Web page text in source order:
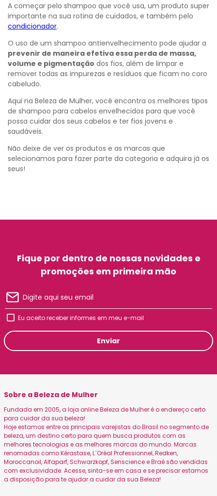
A começar pelo shampoo que você usa, um produto super
importante na sua rotina de cuidados, e também pelo
condicionador.
O uso de um shampoo antienvelhecimento pode ajudar a
prevenir de maneira efetiva essa perda de massa,
volume e pigmentação dos fios, além de limpar e
remover todas as impurezas e resíduos que ficam no coro
cabeludo.
Aqui na Beleza de Mulher, você encontra os melhores tipos
de shampoo para cabelos envelhecidos para que você
possa cuidar dos seus cabelos e ter fios jovens e
saudáveis.
Não deixe de ver os produtos e as marcas que
selecionamos para fazer parte da categoria e adquira já os
seus!
Fique por dentro de nossas novidades e
promoções em primeira mão
Eu aceito receber informes em meu e-mail
Enviar
Sobre a Beleza de Mulher
Fundada em 2005, a loja online Beleza de Mulher é o endereço certo
para cuidar da sua beleza!
Hoje estamos entre os principais varejistas do Brasil no segmento de
beleza, um destino certo para quem busca produtos com as
melhores tecnologias e as melhores marcas do mundo. Marcas
renomadas como Kérastase, L´Oréal Professionnel, Redken,
Moroccanoil, Alfaparf, Schwarzkopf, Senscience e Braé são vendidas
com exclusividade. Acesse, sinta-se em casa e se precisar estamos
a disposição para te ajudar a cuidar da sua Beleza!